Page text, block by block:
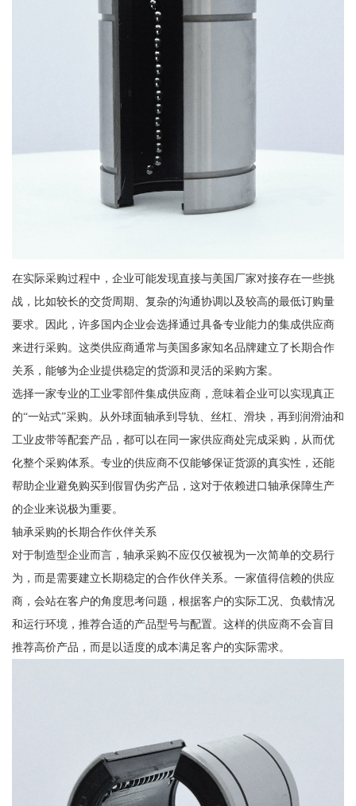
在实际采购过程中，企业可能发现直接与美国厂家对接存在一些挑
战，比如较长的交货周期、复杂的沟通协调以及较高的最低订购量
要求。因此，许多国内企业会选择通过具备专业能力的集成供应商
来进行采购。这类供应商通常与美国多家知名品牌建立了长期合作
关系，能够为企业提供稳定的货源和灵活的采购方案。
选择一家专业的工业零部件集成供应商，意味着企业可以实现真正
的“一站式”采购。从外球面轴承到导轨、丝杠、滑块，再到润滑油和
工业皮带等配套产品，都可以在同一家供应商处完成采购，从而优
化整个采购体系。专业的供应商不仅能够保证货源的真实性，还能
帮助企业避免购买到假冒伪劣产品，这对于依赖进口轴承保障生产
的企业来说极为重要。
轴承采购的长期合作伙伴关系
对于制造型企业而言，轴承采购不应仅仅被视为一次简单的交易行
为，而是需要建立长期稳定的合作伙伴关系。一家值得信赖的供应
商，会站在客户的角度思考问题，根据客户的实际工况、负载情况
和运行环境，推荐合适的产品型号与配置。这样的供应商不会盲目
推荐高价产品，而是以适度的成本满足客户的实际需求。